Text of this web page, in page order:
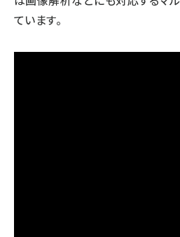
ています。